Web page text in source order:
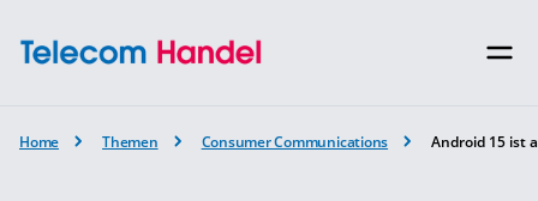
Home Themen Consumer Communications Android 15 ist